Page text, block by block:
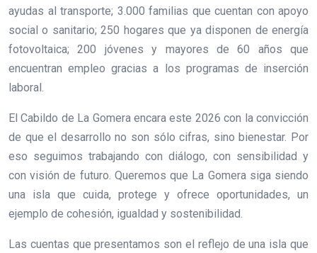
ayudas al transporte; 3.000 familias que cuentan con apoyo
social o sanitario; 250 hogares que ya disponen de energía
fotovoltaica; 200 jóvenes y mayores de 60 años que
encuentran empleo gracias a los programas de inserción
laboral.
El Cabildo de La Gomera encara este 2026 con la convicción
de que el desarrollo no son sólo cifras, sino bienestar. Por
eso seguimos trabajando con diálogo, con sensibilidad y
con visión de futuro. Queremos que La Gomera siga siendo
una isla que cuida, protege y ofrece oportunidades, un
ejemplo de cohesión, igualdad y sostenibilidad.
Las cuentas que presentamos son el reflejo de una isla que